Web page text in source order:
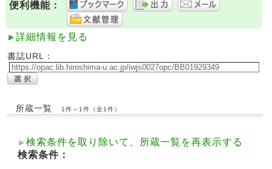
便利機能：
詳細情報を見る
書誌URL：
所蔵一覧 1件～1件（全1件）
検索条件を取り除いて、所蔵一覧を再表示する
検索条件：